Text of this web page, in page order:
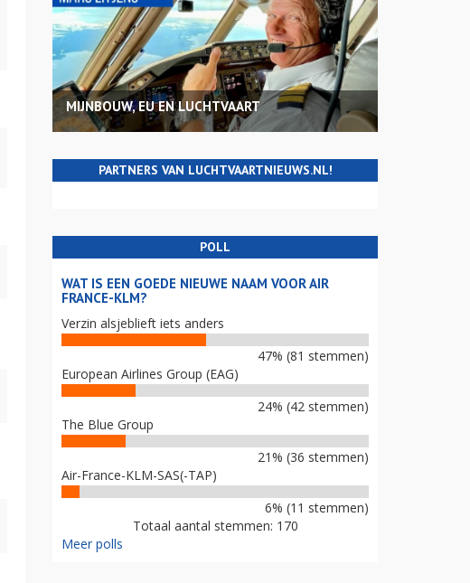
MIJNBOUW, EU EN LUCHTVAART
PARTNERS VAN LUCHTVAARTNIEUWS.NL!
POLL
WAT IS EEN GOEDE NIEUWE NAAM VOOR AIR
FRANCE-KLM?
Verzin alsjeblieft iets anders
47% (81 stemmen)
European Airlines Group (EAG)
24% (42 stemmen)
The Blue Group
21% (36 stemmen)
Air-France-KLM-SAS(-TAP)
6% (11 stemmen)
Totaal aantal stemmen: 170
Meer polls